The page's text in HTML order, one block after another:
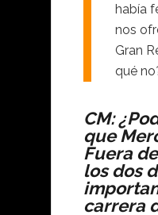
había
nos
Gran
qué
CM:
que
Fuera
los dos
carrera